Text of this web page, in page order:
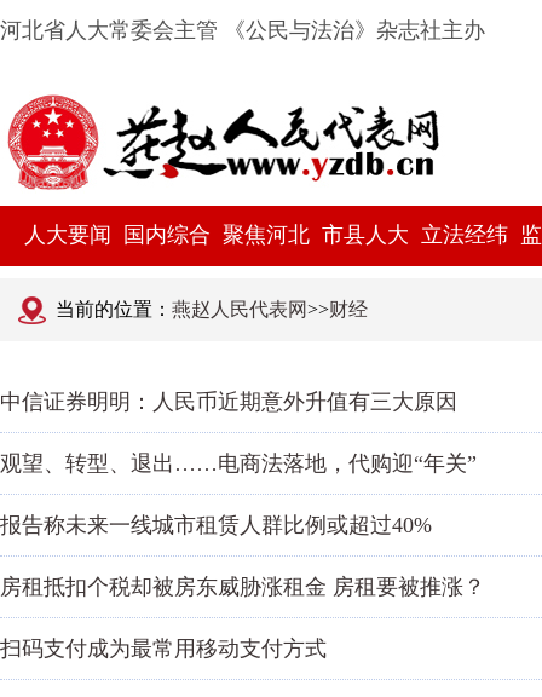
河北省人大常委会主管 《公民与法治》杂志社主办
人大要闻 国内综合 聚焦河北 市县人大 立法经纬
当前的位置： 燕赵人民代表网>>财经
中信证券明明：人民币近期意外升值有三大原因
观望、转型、退出……电商法落地，代购迎“年关”
报告称未来一线城市租赁人群比例或超过40%
房租抵扣个税却被房东威胁涨租金 房租要被推涨？
扫码支付成为最常用移动支付方式